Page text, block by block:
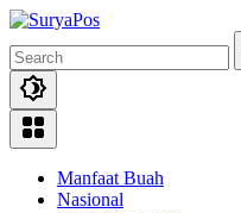
Skip
content
Manfaat Buah
Nasional